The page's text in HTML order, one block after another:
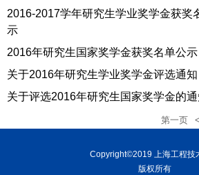
2016-2017学年研究生学业奖学金获奖
示
2016年研究生国家奖学金获奖名单公示
关于2016年研究生学业奖学金评选通知
关于评选2016年研究生国家奖学金的通
第一页
Copyright©2019 上海工程技
版权所有